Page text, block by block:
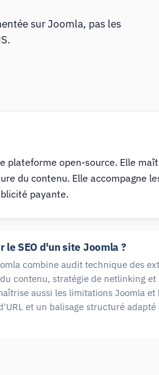
sur Joomla, pas les
plateforme open-source. Elle
du contenu. Elle accompagne
payante.
le SEO d'un site Joomla ?
combine audit technique des
contenu, stratégie de netlinking et
aussi les limitations Joomla et
et un balisage structuré adapté